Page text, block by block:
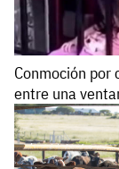
Conmoción por
entre una